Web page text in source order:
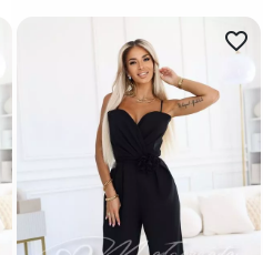
favorite_border